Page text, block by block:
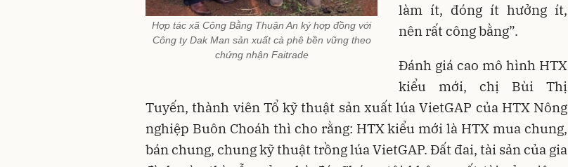
Hợp tác xã Công Bằng Thuận An ký hợp đồng với
Công ty Dak Man sản xuất cà phê bền vững theo
chứng nhận Faitrade
làm ít, đóng ít hưởng ít,
nên rất công bằng”.
Đánh giá cao mô hình HTX
kiểu mới, chị Bùi Thị
Tuyến, thành viên Tổ kỹ thuật sản xuất lúa VietGAP của HTX Nông
nghiệp Buôn Choáh thì cho rằng: HTX kiểu mới là HTX mua chung,
bán chung, chung kỹ thuật trồng lúa VietGAP. Đất đai, tài sản của gia